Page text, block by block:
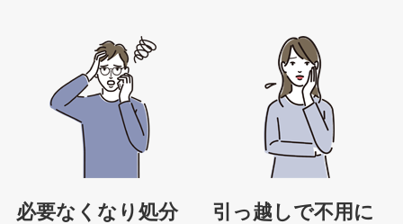
必要なくなり処分
引っ越しで不用に